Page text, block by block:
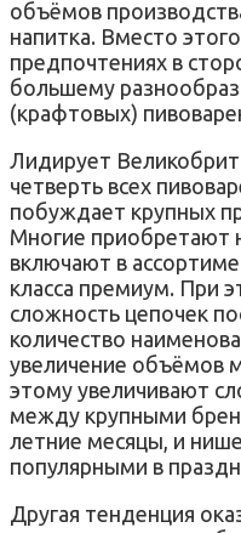
объёмов
напитка. Вместо
предпочтениях в
большему
(крафтовых)
Лидирует
четверть всех
побуждает крупных
Многие приобретают
включают в
класса премиум. При
сложность цепочек
количество
увеличение объёмов
этому увеличивают
между крупными
летние месяцы, и
популярными в
Другая тенденция